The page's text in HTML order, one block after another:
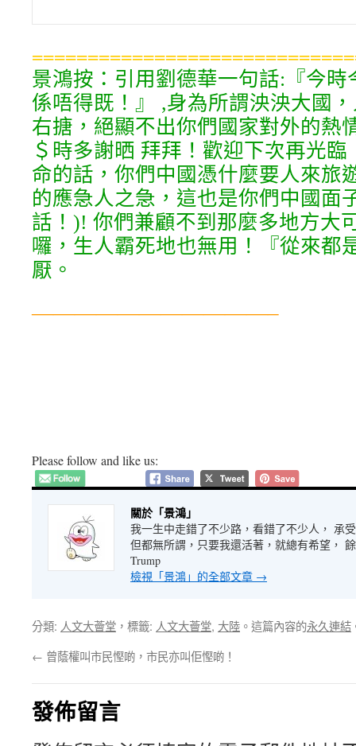
景鴻按：引用劉德華一句話:『今
係唔得既！』 ,身為所謂泱泱大國
右搪，絕顯不出你們國家對外的熱
＄時多謝晒 拜拜！歡迎下次再光
命的話，你們中國憑什麼要人來旅
的應急人之急，這也是你們中國面
話！)! 你們兼顧不到那麼多地方大
囉，生人霸死地也無用！『從來都
厭。
———————————–
Please follow and like us:
關於「景鴻」
我一生中走錯了不少路，看錯了不少人， 承
但都無所謂，只要我還活著，就總有希望，
Trump
檢視「景鴻」的全部文章 →
分類: 人文大薈堂 ，標籤: 人文大薈堂, 大陸 。這篇內容的永久連結
← 曾蔭權叫市民慳啲，市民亦叫佢慳啲！
發佈留言